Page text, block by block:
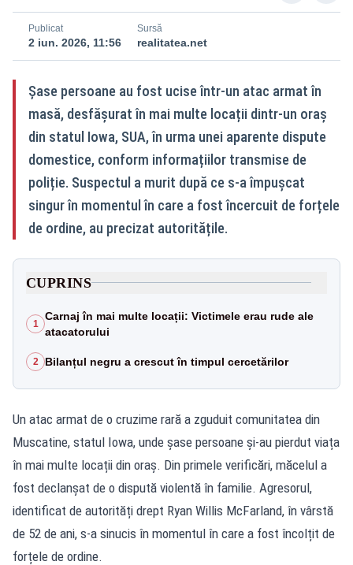
Publicat
2 iun. 2026, 11:56
Sursă
realitatea.net
Șase persoane au fost ucise într-un atac armat în
masă, desfășurat în mai multe locații dintr-un oraș
din statul Iowa, SUA, în urma unei aparente dispute
domestice, conform informațiilor transmise de
poliție. Suspectul a murit după ce s-a împușcat
singur în momentul în care a fost încercuit de forțele
de ordine, au precizat autoritățile.
CUPRINS
1
Carnaj în mai multe locații: Victimele erau rude ale
atacatorului
2 Bilanțul negru a crescut în timpul cercetărilor
Un atac armat de o cruzime rară a zguduit comunitatea din
Muscatine, statul Iowa, unde șase persoane și-au pierdut viața
în mai multe locații din oraș. Din primele verificări, măcelul a
fost declanșat de o dispută violentă în familie. Agresorul,
identificat de autorități drept Ryan Willis McFarland, în vârstă
de 52 de ani, s-a sinucis în momentul în care a fost încolțit de
forțele de ordine.